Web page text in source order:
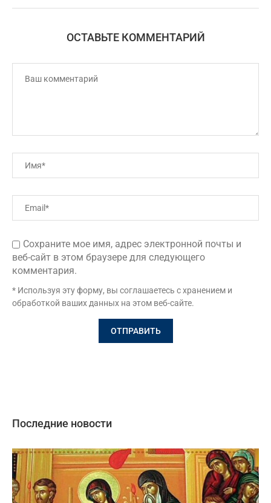
ОСТАВЬТЕ КОММЕНТАРИЙ
Сохраните мое имя, адрес электронной почты и
веб-сайт в этом браузере для следующего
комментария.
* Используя эту форму, вы соглашаетесь с хранением и
обработкой ваших данных на этом веб-сайте.
Последние новости